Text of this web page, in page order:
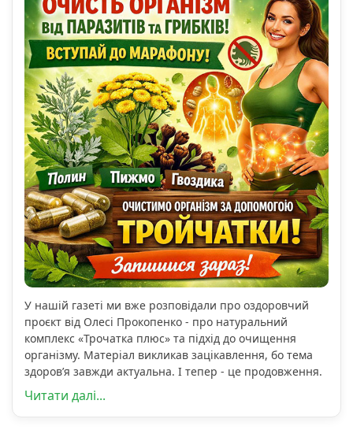
У нашій газеті ми вже розповідали про оздоровчий
проєкт від Олесі Прокопенко - про натуральний
комплекс «Трочатка плюс» та підхід до очищення
організму. Матеріал викликав зацікавлення, бо тема
здоров’я завжди актуальна. І тепер - це продовження.
Читати далі...